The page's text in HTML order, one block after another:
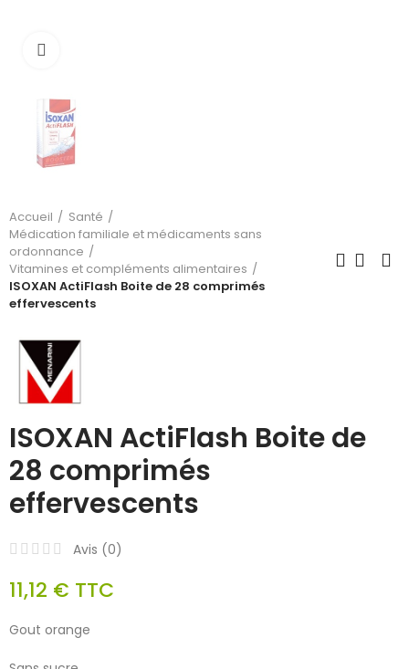
Accueil
Santé
Médication familiale et médicaments sans
ordonnance
Vitamines et compléments alimentaires
ISOXAN ActiFlash Boite de 28 comprimés
effervescents
ISOXAN ActiFlash Boite de
28 comprimés
effervescents
Avis (0)
11,12 € TTC
Gout orange